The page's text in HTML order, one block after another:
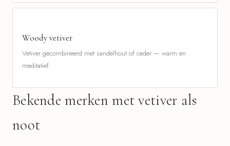
Woody vetiver
Vetiver gecombineerd met sandelhout of ceder — warm en
meditatief.
Bekende merken met vetiver als
noot